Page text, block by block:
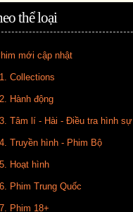
thể loại
mới cập nhật
Collections
Hành động
Tâm lí - Hài - Điều tra hình sự
Truyền hình - Phim Bộ
Hoạt hình
Phim Trung Quốc
Phim 18+